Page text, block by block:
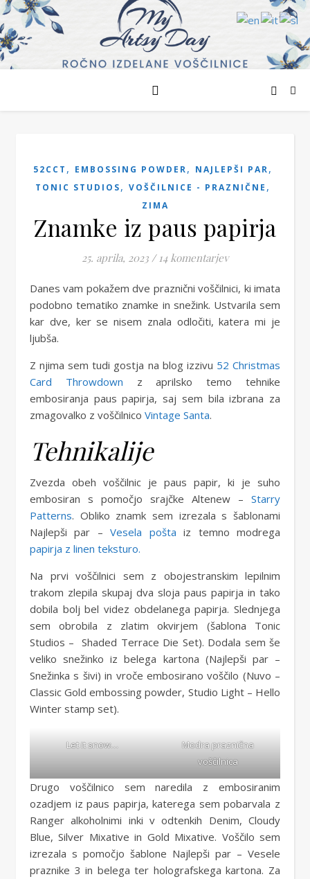
52CCT , EMBOSSING POWDER, NAJLEPŠI PAR,
TONIC STUDIOS, VOŠČILNICE - PRAZNIČNE ,
ZIMA
Znamke iz paus papirja
25. aprila, 2023 / 14 komentarjev
Danes vam pokažem dve praznični voščilnici, ki imata
podobno tematiko znamke in snežink. Ustvarila sem
kar dve, ker se nisem znala odločiti, katera mi je
ljubša.
Z njima sem tudi gostja na blog izzivu 52 Christmas
Card Throwdown z aprilsko temo tehnike
embosiranja paus papirja, saj sem bila izbrana za
zmagovalko z voščilnico Vintage Santa.
Tehnikalije
Zvezda obeh voščilnic je paus papir, ki je suho
embosiran s pomočjo srajčke Altenew – Starry
Patterns. Obliko znamk sem izrezala s šablonami
Najlepši par –Vesela pošta iz temno modrega
papirja z linen teksturo.
Na prvi voščilnici sem z obojestranskim lepilnim
trakom zlepila skupaj dva sloja paus papirja in tako
dobila bolj bel videz obdelanega papirja. Slednjega
sem obrobila z zlatim okvirjem (šablona Tonic
Studios – Shaded Terrace Die Set). Dodala sem še
veliko snežinko iz belega kartona (Najlepši par –
Snežinka s šivi) in vroče embosirano voščilo (Nuvo –
Classic Gold embossing powder, Studio Light – Hello
Winter stamp set).
Let it snow…
Modra praznična
voščilnica
Drugo voščilnico sem naredila z embosiranim
ozadjem iz paus papirja, katerega sem pobarvala z
Ranger alkoholnimi inki v odtenkih Denim, Cloudy
Blue, Silver Mixative in Gold Mixative. Voščilo sem
izrezala s pomočjo šablone Najlepši par – Vesele
praznike 3 in belega ter holografskega kartona. Za